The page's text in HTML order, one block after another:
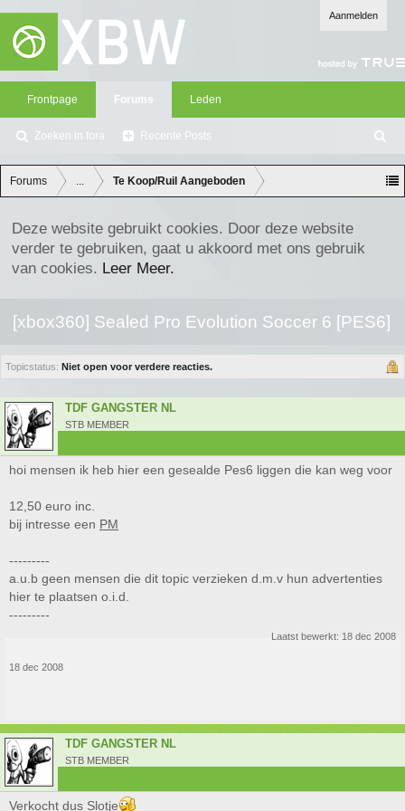
Aanmelden
Frontpage Forums
Zoeken in fora Recente Posts
Leden
oe
ke
n
Forums ... Te Koop/Ruil Aangeboden
Deze website gebruikt cookies. Door deze website
verder te gebruiken, gaat u akkoord met ons gebruik
van cookies. Leer Meer.
[xbox360] Sealed Pro Evolution Soccer 6 [PES6]
Topicstatus: Niet open voor verdere reacties.
TDF GANGSTER NL
STB MEMBER
hoi mensen ik heb hier een gesealde Pes6 liggen die kan weg voor
12,50 euro inc.
bij intresse een PM
---------
a.u.b geen mensen die dit topic verzieken d.m.v hun advertenties
hier te plaatsen o.i.d.
---------
Laatst bewerkt: 18 dec 2008
18 dec 2008
TDF GANGSTER NL
STB MEMBER
Verkocht dus Slotje